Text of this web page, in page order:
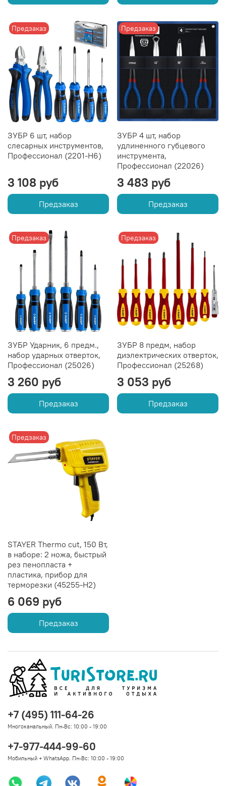
Предзаказ
ЗУБР 6 шт, набор
слесарных инструментов,
Профессионал (2201-H6)
3 108 руб
Предзаказ
Предзаказ
ЗУБР 4 шт, набор
удлиненного губцевого
инструмента,
Профессионал (22026)
3 483 руб
Предзаказ
Предзаказ
ЗУБР Ударник, 6 предм.,
набор ударных отверток,
Профессионал (25026)
3 260 руб
Предзаказ
Предзаказ
ЗУБР 8 предм, набор
диэлектрических отверток,
Профессионал (25268)
3 053 руб
Предзаказ
Предзаказ
STAYER Thermo cut, 150 Вт,
в наборе: 2 ножа, быстрый
рез пенопласта +
пластика, прибор для
терморезки (45255-H2)
6 069 руб
Предзаказ
+7 (495) 111-64-26
Многоканальный. Пн-Вс: 10:00 - 19:00
+7-977-444-99-60
Мобильный + WhatsApp. Пн-Вс: 10:00 - 19:00